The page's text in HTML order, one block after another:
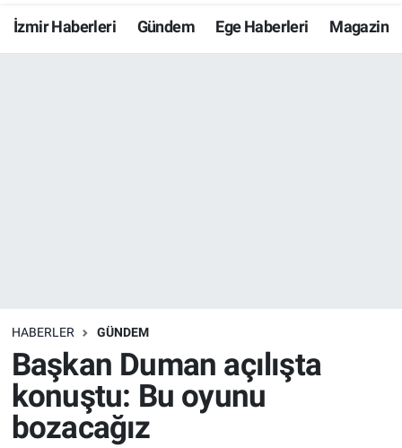
İzmir Haberleri Gündem Ege Haberleri Magazin
HABERLER GÜNDEM
Başkan Duman açılışta
konuştu: Bu oyunu
bozacağız
Resmi İlanlar